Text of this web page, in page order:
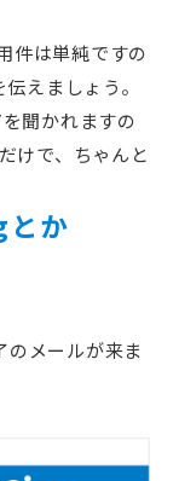
件は単純ですの
えましょう。
聞かれますの
けで、ちゃんと
か
メールが来ま